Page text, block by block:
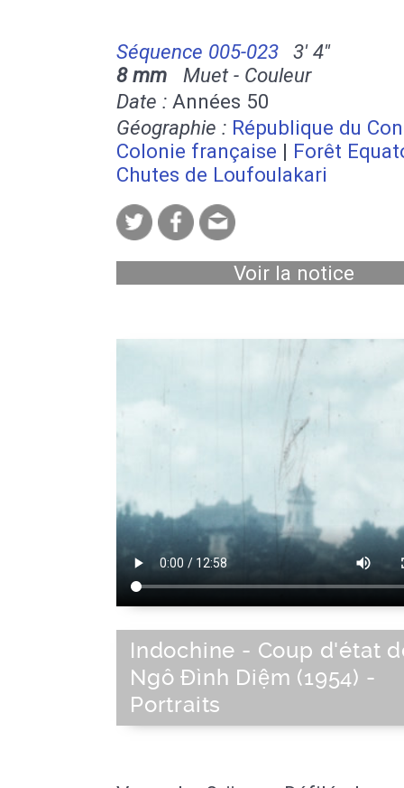
Séquence 005-023
3' 4''
8 mm Muet - Couleur
Date : Années 50
Géographie : République du
Colonie française | Forêt
Chutes de Loufoulakari
Voir la notice
Indochine - Coup d'état
Ngô Đình Diệm (1954) -
Portraits